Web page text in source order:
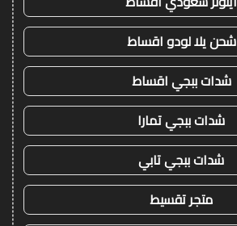
شحن يلا لودو اقساط
شدات ببجي اقساط
شدات ببجي تمارا
شدات ببجي تابي
متجر تقسيط